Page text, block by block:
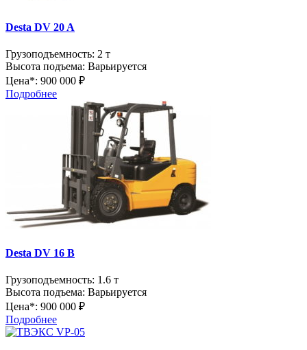
Desta DV 20 A
Грузоподъемность: 2 т
Высота подъема: Варьируется
Цена*: 900 000 ₽
Подробнее
Desta DV 16 B
Грузоподъемность: 1.6 т
Высота подъема: Варьируется
Цена*: 900 000 ₽
Подробнее